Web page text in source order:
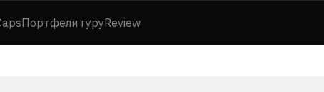
Портфели гуруReview